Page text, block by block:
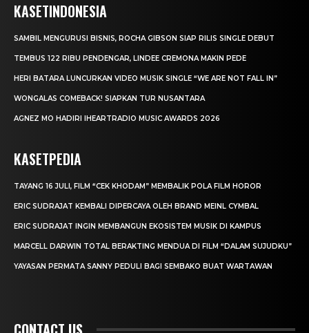
KASETINDONESIA
SAMBIL MENGURUSI BISNIS, ROCHA GIBSON SIAP RILIS SINGLE DEBUT
TEMBUS 122 RIBU PENDENGAR, LINDEE CREMONA MAKIN PEDE
HERI BATARA LUNCURKAN VIDEO MUSIK SINGLE “WE ARE NOT FALL IN”
WONGALAS COMEBACK! SIAPKAN TUR NUSANTARA
AGNEZ MO HADIRI IHEARTRADIO MUSIC AWARDS 2026
KASETPEDIA
TAYANG 16 JULI, FILM “CEK KHODAM” MEMBALIK POLA FILM HOROR
ERIC SUDRAJAT KEMBALI DIPERCAYA OLEH BRAND MEINL CYMBAL
ERIC SUDRAJAT INGIN MEMBANGUN EKOSISTEM MUSIK DI KAMPUS
MARCELL DARWIN TOTAL BERAKTING MENDUA DI FILM “DALAM SUJUDKU”
YAYASAN PERMATA SANNY PEDULI BAGI SEMBAKO BUAT WARTAWAN